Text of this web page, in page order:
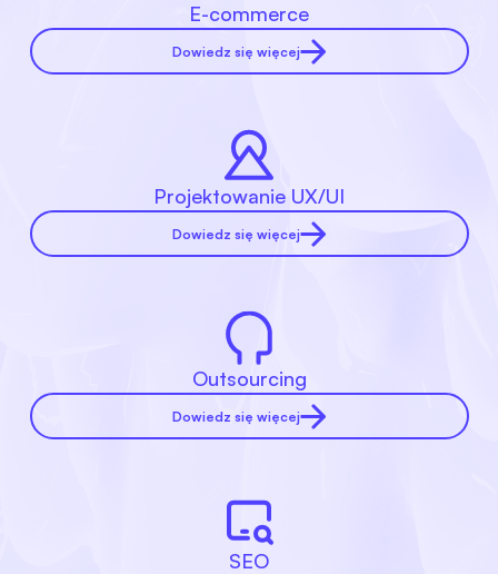
E-commerce
Dowiedz się więcej
Projektowanie UX/UI
Dowiedz się więcej
Outsourcing
Dowiedz się więcej
SEO